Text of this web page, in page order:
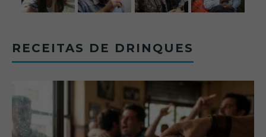
RECEITAS DE DRINQUES